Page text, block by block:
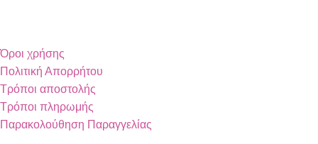
Όροι χρήσης
Πολιτική Απορρήτου
Τρόποι αποστολής
Τρόποι πληρωμής
Παρακολούθηση Παραγγελίας